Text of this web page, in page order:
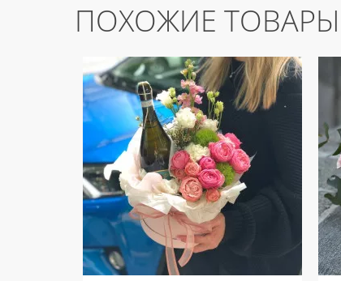
ПОХОЖИЕ ТОВАРЫ